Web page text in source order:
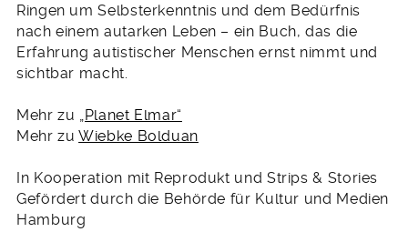
Ringen um Selbsterkenntnis und dem Bedürfnis
nach einem autarken Leben – ein Buch, das die
Erfahrung autistischer Menschen ernst nimmt und
sichtbar macht.
Mehr zu „Planet Elmar“
Mehr zuWiebke Bolduan
In Kooperation mit Reprodukt und Strips & Stories
Gefördert durch die Behörde für Kultur und Medien
Hamburg